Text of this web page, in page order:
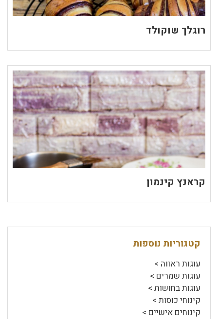
רוגלך שוקולד
קראנץ קינמון
קטגוריות נוספות
עוגות ראווה >
עוגות שמרים >
עוגות בחושות >
קינוחי כוסות >
קינוחים אישיים >